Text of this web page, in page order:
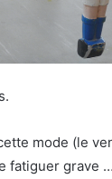
mode (le
fatiguer grave